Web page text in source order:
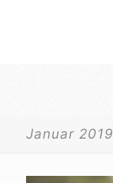
Januar 2019